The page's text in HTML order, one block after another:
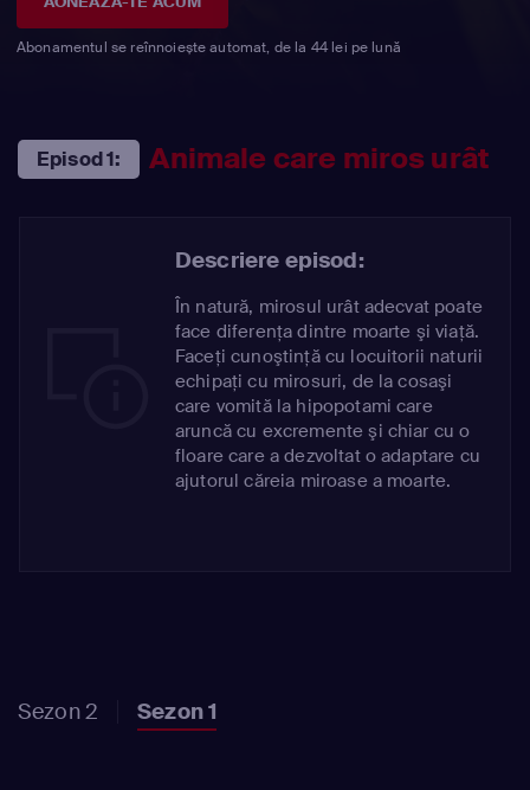
Abonamentul se reînnoiește automat, de la 44 lei pe lună
Episod 1: Animale care miros urât
Descriere episod:
În natură, mirosul urât adecvat poate
face diferenţa dintre moarte şi viaţă.
Faceţi cunoştinţă cu locuitorii naturii
echipaţi cu mirosuri, de la cosaşi
care vomită la hipopotami care
aruncă cu excremente şi chiar cu o
floare care a dezvoltat o adaptare cu
ajutorul căreia miroase a moarte.
Sezon 2 Sezon 1